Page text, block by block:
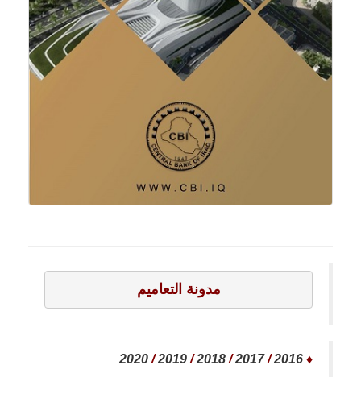
مدونة التعاميم
♦
2016
/
2017
/
2018
/
2019
/
2020